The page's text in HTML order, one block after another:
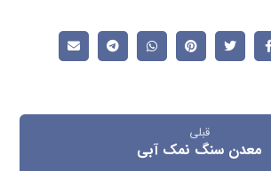
قبلی
معدن سنگ نمک آبی